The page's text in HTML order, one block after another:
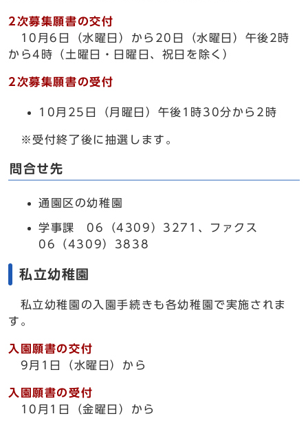
2次募集願書の交付
10月6日（水曜日）から20日（水曜日）午後2時
から4時（土曜日・日曜日、祝日を除く）
2次募集願書の受付
10月25日（月曜日）午後1時30分から2時
※受付終了後に抽選します。
問合せ先
通園区の幼稚園
学事課 06（4309）3271、ファクス
06（4309）3838
私立幼稚園
私立幼稚園の入園手続きも各幼稚園で実施されま
す。
入園願書の交付
9月1日（水曜日）から
入園願書の受付
10月1日（金曜日）から